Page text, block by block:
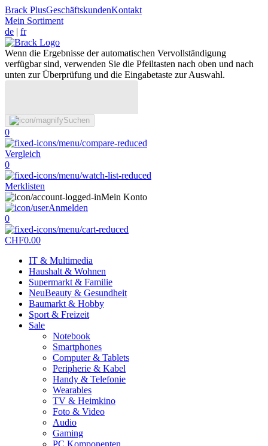
Brack PlusGeschäftskundenKontakt
Mein Sortiment
de | fr
Wenn die Ergebnisse der automatischen Vervollständigung
verfügbar sind, verwenden Sie die Pfeiltasten nach oben und nach
unten zur Überprüfung und die Eingabetaste zur Auswahl.
Suchen
0
Vergleich
0
Merklisten
Mein Konto
Anmelden
0
CHF0.00
IT & Multimedia
Haushalt & Wohnen
Supermarkt & Familie
NeuBeauty & Gesundheit
Baumarkt & Hobby
Sport & Freizeit
Sale
Notebook
Smartphones
Computer & Tablets
Peripherie & Kabel
Handy & Telefonie
Wearables
TV & Heimkino
Foto & Video
Audio
Gaming
PC Komponenten